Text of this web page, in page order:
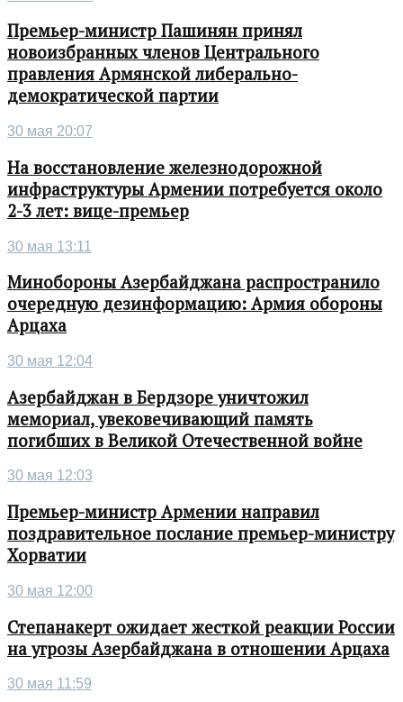
Премьер-министр Пашинян принял
новоизбранных членов Центрального
правления Армянской либерально-
демократической партии
30 мая 20:07
На восстановление железнодорожной
инфраструктуры Армении потребуется около
2-3 лет: вице-премьер
30 мая 13:11
Минобороны Азербайджана распространило
очередную дезинформацию: Армия обороны
Арцаха
30 мая 12:04
Азербайджан в Бердзоре уничтожил
мемориал, увековечивающий память
погибших в Великой Отечественной войне
30 мая 12:03
Премьер-министр Армении направил
поздравительное послание премьер-министру
Хорватии
30 мая 12:00
Степанакерт ожидает жесткой реакции России
на угрозы Азербайджана в отношении Арцаха
30 мая 11:59